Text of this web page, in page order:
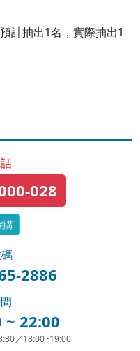
計抽出1名，實際抽出1
028
購
2886
~ 22:00
／18:00~19:00